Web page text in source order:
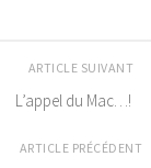
ARTICLE SUIVANT
L’appel du Mac…!
ARTICLE PRÉCÉDENT